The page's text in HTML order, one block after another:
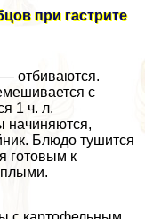
при гастрите
отбиваются.
с
1 ч. л.
начиняются,
Блюдо тушится
готовым к